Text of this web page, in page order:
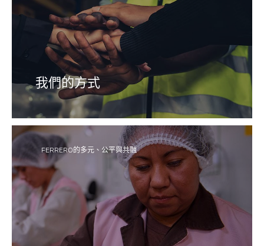
我們的方式
尊重和保護Ferrero集團員工及所運營社區中每一位的
人權一直是我們的核心價值。
FERRERO的多元、公平與共融